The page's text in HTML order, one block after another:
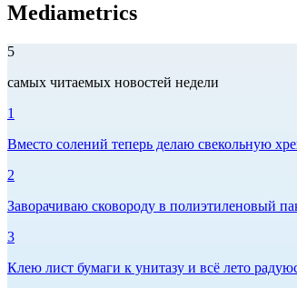
Mediametrics
5
самых читаемых новостей недели
1
Вместо солений теперь делаю свекольную
2
Заворачиваю сковороду в полиэтиленовый
3
Клею лист бумаги к унитазу и всё лето